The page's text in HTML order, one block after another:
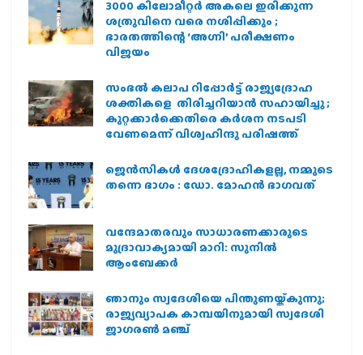
3000 കിലോമീറ്റർ അകലെ ഇരിക്കുന്ന
ശത്രുവിനെ വരെ നശിപ്പിക്കും ;
ഭാരതത്തിന്റെ ‘അഗ്നി’ പരീക്ഷണം
വിജയം
സംഭൽ കലാപ റിപ്പോർട്ട് രാജ്യദ്രോഹ
ശക്തികളെ തിരിച്ചറിയാൻ സഹായിച്ചു ;
കുറ്റക്കാർക്കെതിരെ കർശന നടപടി
വേണമെന്ന് വിശ്വഹിന്ദു പരിഷത്ത്
ജെന്‍സികള്‍ ദേശദ്രോഹികളല്ല, നമ്മുടെ
തന്നെ ഭാഗം : ഡോ. മോഹന്‍ ഭാഗവത്
വന്ദേമാതരവും സാധാരണക്കാരുടെ
മുദ്രാവാക്യമായി മാറി: സുനിൽ
ആംബേക്കർ
ഞാനും സ്വദേശിയെ പിന്തുണയ്ക്കുന്നു;
രാജ്യവ്യാപക കാമ്പയിനുമായി സ്വദേശി
ജാഗരണ്‍ മഞ്ച്